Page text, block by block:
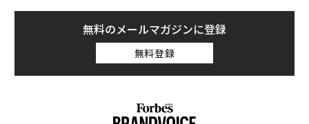
無料のメールマガジンに登録
無料登録